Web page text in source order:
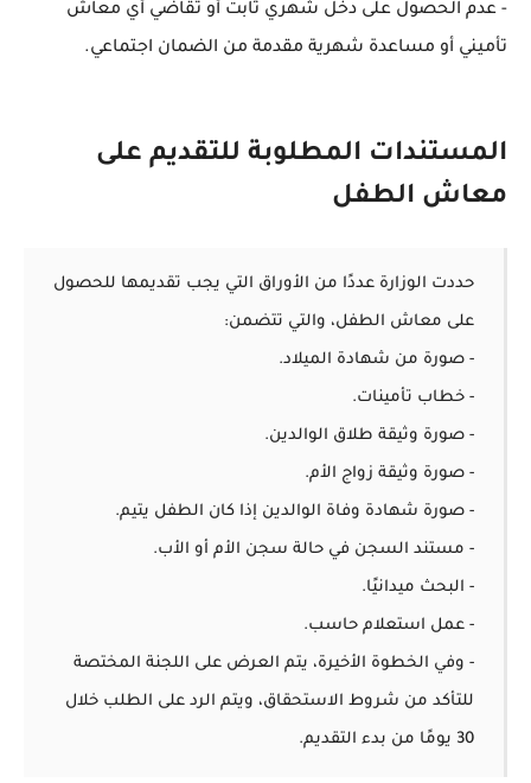
- عدم الحصول على دخل شهري ثابت أو تقاضي أي معاش
تأميني أو مساعدة شهرية مقدمة من الضمان اجتماعي.
المستندات المطلوبة للتقديم على
معاش الطفل
حددت الوزارة عددًا من الأوراق التي يجب تقديمها للحصول
على معاش الطفل، والتي تتضمن:
- صورة من شهادة الميلاد.
- خطاب تأمينات.
- صورة وثيقة طلاق الوالدين.
- صورة وثيقة زواج الأم.
- صورة شهادة وفاة الوالدين إذا كان الطفل يتيم.
- مستند السجن في حالة سجن الأم أو الأب.
- البحث ميدانيًا.
- عمل استعلام حاسب.
- وفي الخطوة الأخيرة، يتم العرض على اللجنة المختصة
للتأكد من شروط الاستحقاق، ويتم الرد على الطلب خلال
30 يومًا من بدء التقديم.